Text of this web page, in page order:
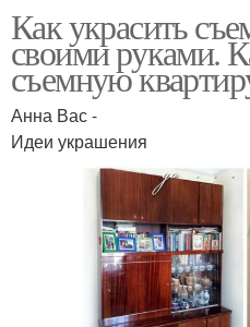
Как украсить
своими руками.
съемную
Анна Вас -
Идеи украшения